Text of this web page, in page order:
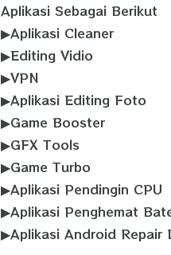
Aplikasi Sebagai Berikut
▶Aplikasi Cleaner
▶Editing Vidio
▶VPN
▶Aplikasi Editing Foto
▶Game Booster
▶GFX Tools
▶Game Turbo
▶Aplikasi Pendingin CPU
▶Aplikasi Penghemat
▶Aplikasi Android Repair